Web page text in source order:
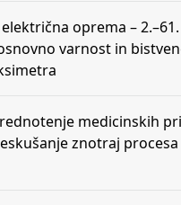
oprema –
varnost in
medicinskih
znotraj